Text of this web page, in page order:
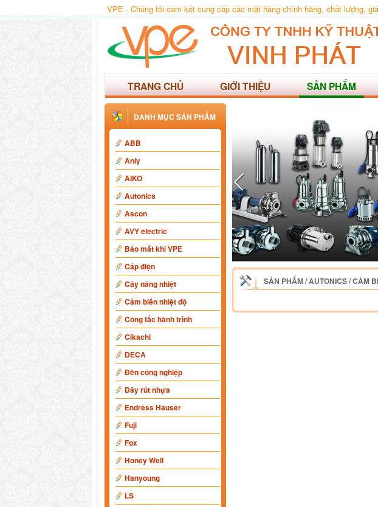
VPE - Chúng tôi cam kết cung cấp các mặt hàng chính hãng, chất lượng,
TRANG CHỦ GIỚI THIỆU SẢN PHẨM
DANH MỤC SẢN PHẨM
ABB
Anly
AIKO
Autonics
Ascon
AVY electric
Báo mất khí VPE
Cáp điện
Cây nâng nhiệt
Cảm biến nhiệt độ
Công tắc hành trình
Cikachi
DECA
Đèn công nghiệp
Dây rút nhựa
Endress Hauser
Fuji
Fox
Honey Well
Hanyoung
LS
SẢN PHẨM/AUTONICS/CẢM